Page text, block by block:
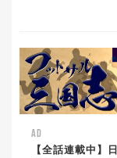
AD
【全話連載中】